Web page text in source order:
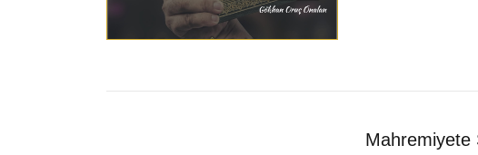
Mahremiyete